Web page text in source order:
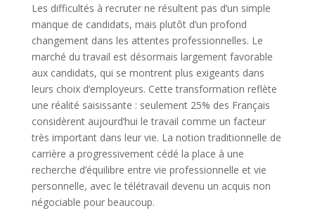
Les difficultés à recruter ne résultent pas d’un simple
manque de candidats, mais plutôt d’un profond
changement dans les attentes professionnelles. Le
marché du travail est désormais largement favorable
aux candidats, qui se montrent plus exigeants dans
leurs choix d’employeurs. Cette transformation reflète
une réalité saisissante : seulement 25% des Français
considèrent aujourd’hui le travail comme un facteur
très important dans leur vie. La notion traditionnelle de
carrière a progressivement cédé la place à une
recherche d’équilibre entre vie professionnelle et vie
personnelle, avec le télétravail devenu un acquis non
négociable pour beaucoup.